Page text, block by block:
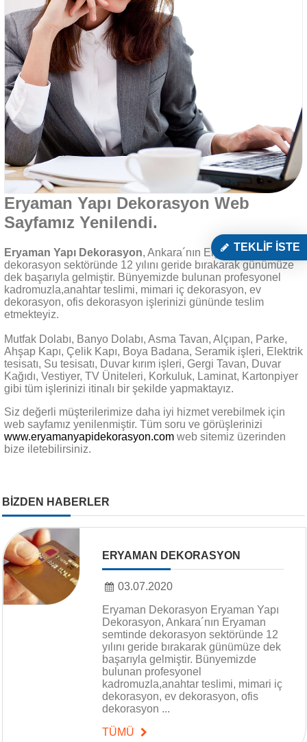
TEKLİF İSTE
Eryaman Yapı Dekorasyon Web
Sayfamız Yenilendi.
Eryaman Yapı Dekorasyon, Ankara´nın Eryaman semtinde
dekorasyon sektöründe 12 yılını geride bırakarak günümüze
dek başarıyla gelmiştir. Bünyemizde bulunan profesyonel
kadromuzla,anahtar teslimi, mimari iç dekorasyon, ev
dekorasyon, ofis dekorasyon işlerinizi gününde teslim
etmekteyiz.
Mutfak Dolabı, Banyo Dolabı, Asma Tavan, Alçıpan, Parke,
Ahşap Kapı, Çelik Kapı, Boya Badana, Seramik işleri, Elektrik
tesisatı, Su tesisatı, Duvar kırım işleri, Gergi Tavan, Duvar
Kağıdı, Vestiyer, TV Üniteleri, Korkuluk, Laminat, Kartonpiyer
gibi tüm işlerinizi itinalı bir şekilde yapmaktayız.
Siz değerli müşterilerimize daha iyi hizmet verebilmek için
web sayfamız yenilenmiştir. Tüm soru ve görüşlerinizi
www.eryamanyapidekorasyon.com web sitemiz üzerinden
bize iletebilirsiniz.
BİZDEN HABERLER
ERYAMAN DEKORASYON
03.07.2020
Eryaman Dekorasyon Eryaman Yapı
Dekorasyon, Ankara´nın Eryaman
semtinde dekorasyon sektöründe 12
yılını geride bırakarak günümüze dek
başarıyla gelmiştir. Bünyemizde
bulunan profesyonel
kadromuzla,anahtar teslimi, mimari iç
dekorasyon, ev dekorasyon, ofis
dekorasyon ...
TÜMÜ